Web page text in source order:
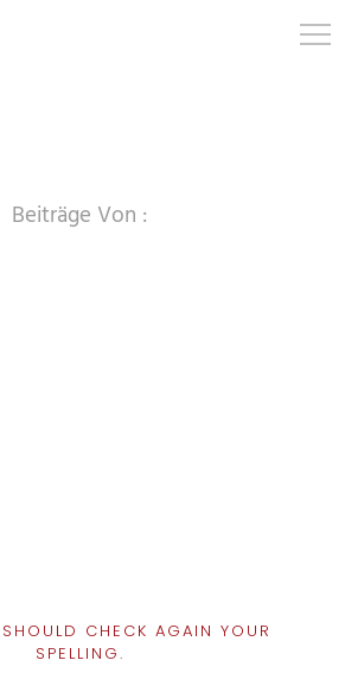
Beiträge Von :
CHECK AGAIN YOUR
SPELLING.